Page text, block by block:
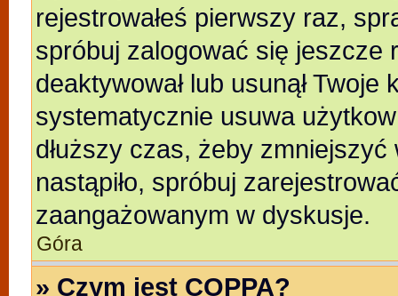
rejestrowałeś pierwszy raz,
spróbuj zalogować się jeszcze
deaktywował lub usunął
systematycznie usuwa
dłuższy czas, żeby
nastąpiło, spróbuj
zaangażowanym w dyskusje.
Góra
» Czym jest COPPA?